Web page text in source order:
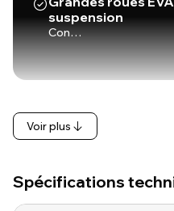
suspension
Con…
Voir plus
Spécifications